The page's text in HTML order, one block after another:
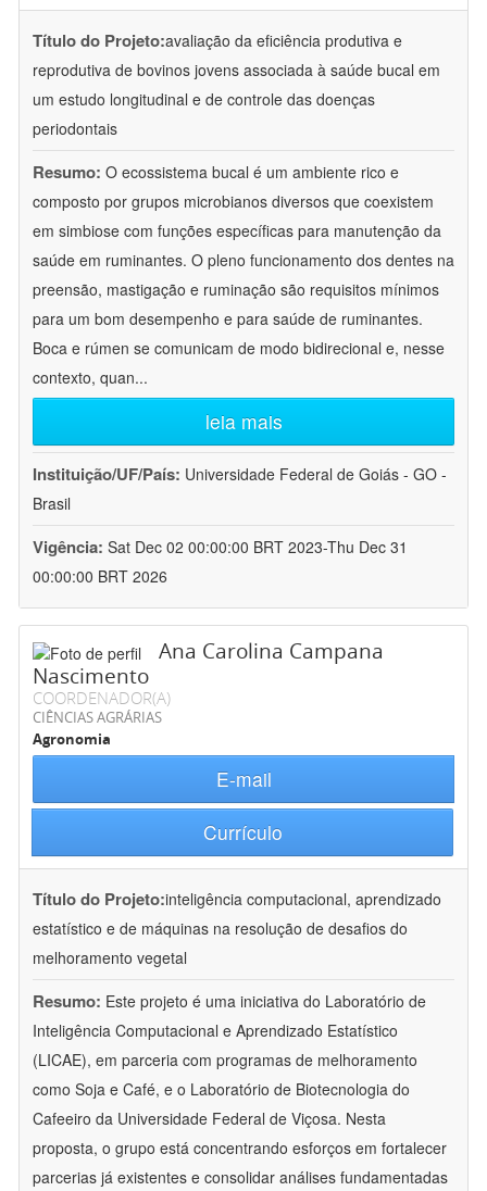
Título do Projeto:avaliação da eficiência produtiva e
reprodutiva de bovinos jovens associada à saúde bucal em
um estudo longitudinal e de controle das doenças
periodontais
Resumo: O ecossistema bucal é um ambiente rico e
composto por grupos microbianos diversos que coexistem
em simbiose com funções específicas para manutenção da
saúde em ruminantes. O pleno funcionamento dos dentes na
preensão, mastigação e ruminação são requisitos mínimos
para um bom desempenho e para saúde de ruminantes.
Boca e rúmen se comunicam de modo bidirecional e, nesse
contexto, quan...
leia mais
Instituição/UF/País: Universidade Federal de Goiás - GO -
Brasil
Vigência: Sat Dec 02 00:00:00 BRT 2023-Thu Dec 31
00:00:00 BRT 2026
Ana Carolina Campana
Nascimento
COORDENADOR(A)
CIÊNCIAS AGRÁRIAS
Agronomia
E-mail
Currículo
Título do Projeto:inteligência computacional, aprendizado
estatístico e de máquinas na resolução de desafios do
melhoramento vegetal
Resumo: Este projeto é uma iniciativa do Laboratório de
Inteligência Computacional e Aprendizado Estatístico
(LICAE), em parceria com programas de melhoramento
como Soja e Café, e o Laboratório de Biotecnologia do
Cafeeiro da Universidade Federal de Viçosa. Nesta
proposta, o grupo está concentrando esforços em fortalecer
parcerias já existentes e consolidar análises fundamentadas